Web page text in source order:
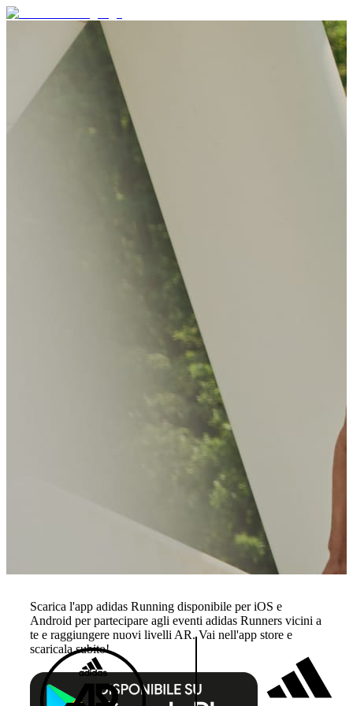
Scarica l'app adidas Running disponibile per iOS e
Android per partecipare agli eventi adidas Runners vicini a
te e raggiungere nuovi livelli AR. Vai nell'app store e
scaricala subito!